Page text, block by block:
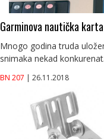
Garminova nautička
Mnogo godina truda
snimaka nekad
BN 207 | 26.11.2018